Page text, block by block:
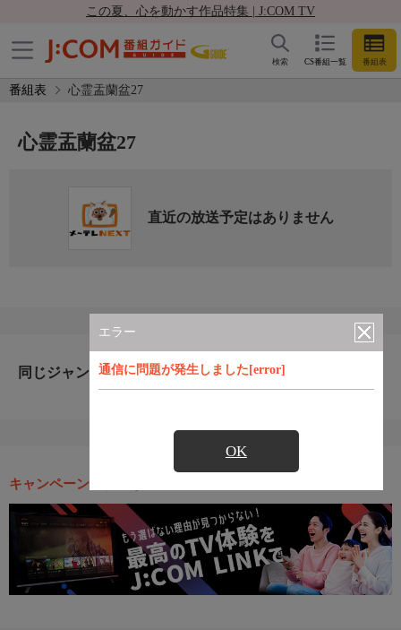
この夏、心を動かす作品特集 | J:COM TV
CS番組一覧 番組表
検索
番組表 心霊盂蘭盆27
エラー
通信に問題が発生しました[error]
OK
心霊盂蘭盆27
直近の放送予定はありません
同じジャンルのおすすめ番組
キャンペーン・お得な情報